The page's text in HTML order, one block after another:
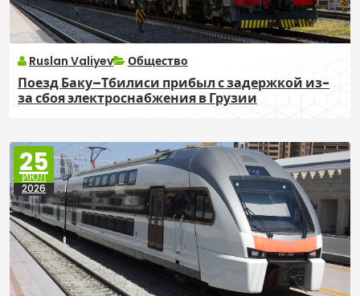
Ruslan Valiyev Общество
Поезд Баку–Тбилиси прибыл с задержкой из-
за сбоя электроснабжения в Грузии
25
ИЮЛ
2026